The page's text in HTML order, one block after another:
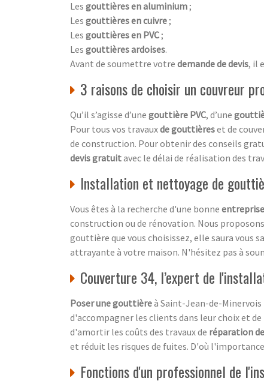
Les gouttières en aluminium ;
Les gouttières en cuivre ;
Les gouttières en PVC ;
Les gouttières ardoises.
Avant de soumettre votre demande de devis, il
3 raisons de choisir un couvreur
Qu’il s’agisse d’une gouttière PVC, d’une
Pour tous vos travauxde gouttièreset de
de construction. Pour obtenir des conseils
devis gratuitavec le délai de réalisation des
Installation et nettoyage de
Vous êtes à la recherche d'une bonne
construction ou de rénovation. Nous
gouttière que vous choisissez, elle saura vous
attrayante à votre maison. N'hésitez pas à
Couverture 34, l’expert de
Poser une gouttièreà Saint-Jean-de-
d'accompagner les clients dans leur choix et
d'amortir les coûts des travaux de réparation
et réduit les risques de fuites. D'où
Fonctions d'un professionnel de